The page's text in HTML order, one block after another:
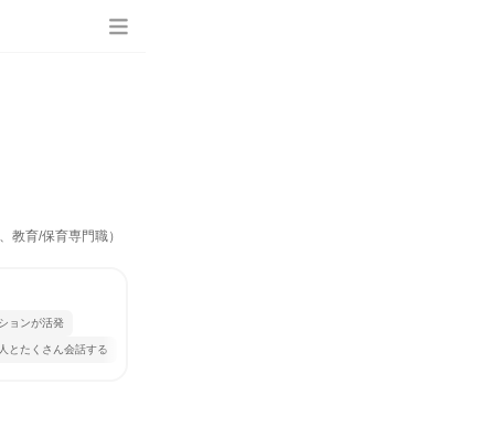
教育/保育専門職）
ョンが活発
人とたくさん会話する